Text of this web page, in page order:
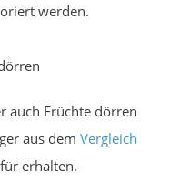
werden.
auch Früchte dörren
aus dem Vergleich
erhalten.